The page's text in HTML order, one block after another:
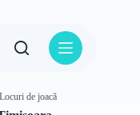
Locuri de joacă